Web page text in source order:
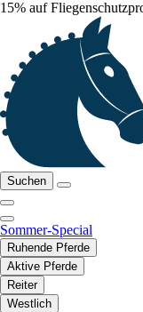
15% auf
Suchen
Sommer-Special
Ruhende Pferde
Aktive Pferde
Reiter
Westlich